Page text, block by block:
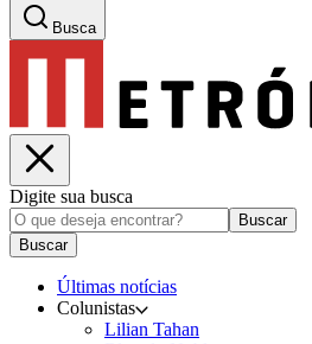
Busca
Digite sua busca
Buscar
Buscar
Últimas notícias
Colunistas
Lilian Tahan